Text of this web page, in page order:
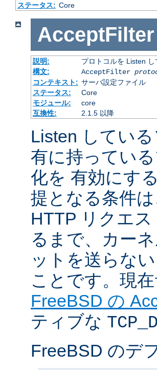
ステータス: Core
AcceptFilter
説明:
プロトコルを Listen
構文:
AcceptFilter
コンテキスト: サーバ設定ファイル
ステータス:
Core
モジュール:
core
互換性:
2.1.5 以降
Listen してい
有に持ってい
化を 有効にす
提となる条件
HTTP リクエ
るまで、カー
ットを送らな
ことです。現
FreeBSD の
ティブな
FreeBSD のデ